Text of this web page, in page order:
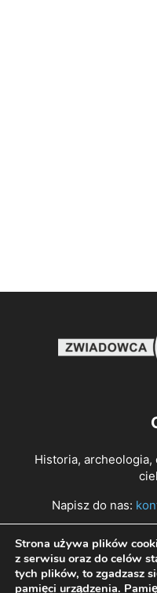
Historia, archeologia,
Napisz do nas:
Strona używa plików
z serwisu oraz do celów
tych plików, to zgadzasz
pamięci urządzenia.